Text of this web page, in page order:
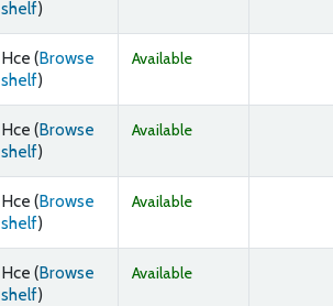
shelf(Opens below)
)
Hce (Browse
shelf(Opens below)
)
Available
Hce (Browse
shelf(Opens below)
)
Available
Hce (Browse
shelf(Opens below)
)
Available
Hce (Browse
shelf(Opens below)
)
Available